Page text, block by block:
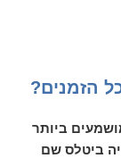
ביותר
ביטלס שם